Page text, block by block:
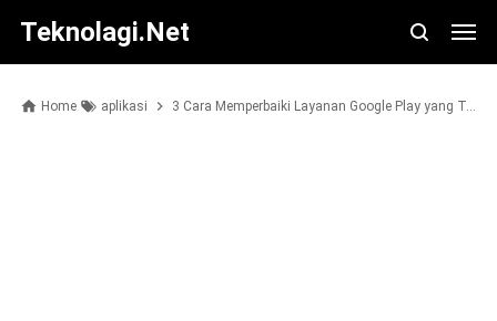
Teknolagi.net
Home aplikasi 3 Cara Memperbaiki Layanan Google Play yang Terhenti di Android